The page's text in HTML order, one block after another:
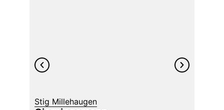
Stig Millehaugen